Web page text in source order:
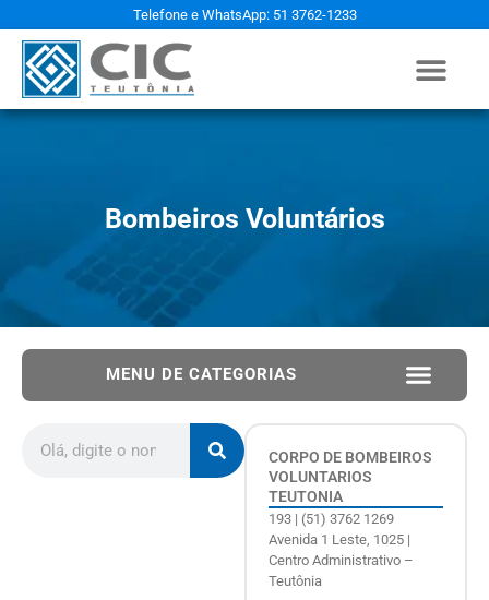
Telefone e WhatsApp: 51 3762-1233
Bombeiros Voluntários
MENU DE CATEGORIAS
CORPO DE BOMBEIROS
VOLUNTARIOS
TEUTONIA
193 | (51) 3762 1269
Avenida 1 Leste, 1025 |
Centro Administrativo –
Teutônia